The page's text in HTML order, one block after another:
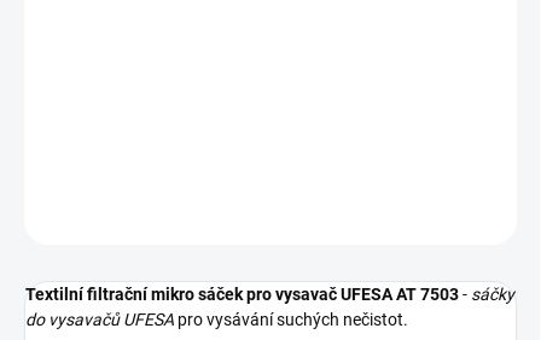
Textilní filtrační mikro sáček pro vysavač UFESA AT 7503- sáčky
do vysavačů UFESA pro vysávání suchých nečistot.